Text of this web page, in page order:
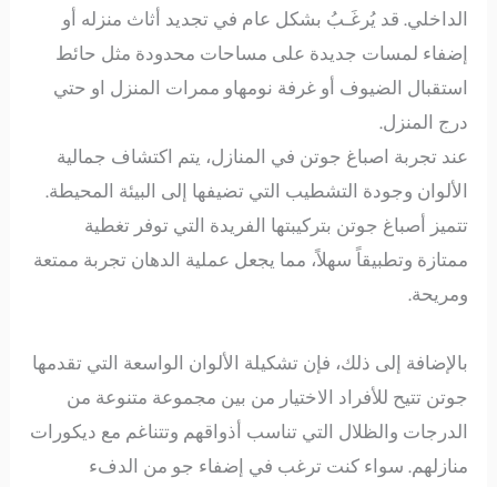
الداخلي. قد يُرغَـبُ بشكل عام في تجديد أثاث منزله أو
إضفاء لمسات جديدة على مساحات محدودة مثل حائط
استقبال الضيوف أو غرفة نومهاو ممرات المنزل او حتي
درج المنزل.
عند تجربة اصباغ جوتن في المنازل، يتم اكتشاف جمالية
الألوان وجودة التشطيب التي تضيفها إلى البيئة المحيطة.
تتميز أصباغ جوتن بتركيبتها الفريدة التي توفر تغطية
ممتازة وتطبيقاً سهلاً، مما يجعل عملية الدهان تجربة ممتعة
ومريحة.
بالإضافة إلى ذلك، فإن تشكيلة الألوان الواسعة التي تقدمها
جوتن تتيح للأفراد الاختيار من بين مجموعة متنوعة من
الدرجات والظلال التي تناسب أذواقهم وتتناغم مع ديكورات
منازلهم. سواء كنت ترغب في إضفاء جو من الدفء